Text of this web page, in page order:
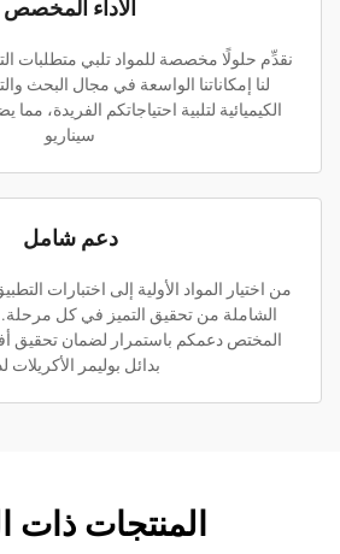
الأداء المخصص
نقدِّم حلولًا مخصصة للمواد تلبي متطلبات
لنا إمكاناتنا الواسعة في مجال البحث
الكيميائية لتلبية احتياجاتكم الفريدة، مما
سيناريو
دعم شامل
من اختيار المواد الأولية إلى اختبارات
الشاملة من تحقيق التميز في كل مرحلة.
المختص دعمكم باستمرار لضمان تحقيق
بدائل بوليمر الأكريلات
المنتجات ذات